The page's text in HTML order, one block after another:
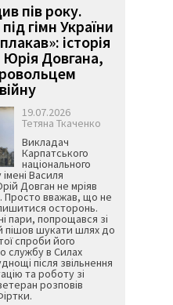
пів року.
гімн України
історія
Довгана,
19.07.2026
Тетяна Ткаченко
Викладач
Карпатського
національного
Василя
Довган не мріяв
Просто вважав, що не
осторонь.
пари, попрощався зі
пішов шукати шлях до
спроби його
службу в Силах
після звільнення
та роботу зі
розповів